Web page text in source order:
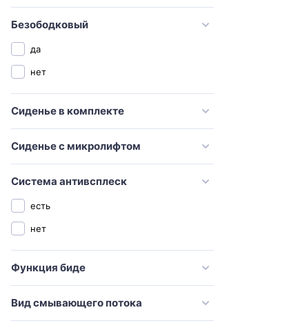
Santeri
STWORKI
Swedbe
TECE
Timo
Vincea
Безободковый
да
нет
Сиденье в комплекте
Сиденье с микролифтом
Система антивсплеск
есть
нет
Функция биде
Вид смывающего потока